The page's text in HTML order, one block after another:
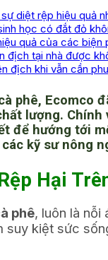
diệt rệp hiệu quả
học có đắt đỏ
quả của các biện
địch tại nhà được
địch khi vẫn cần
phê, Ecomco
lượng. Chính
để hướng tới
kỹ sư nông
Hại
phê, luôn là nỗi
suy kiệt sức